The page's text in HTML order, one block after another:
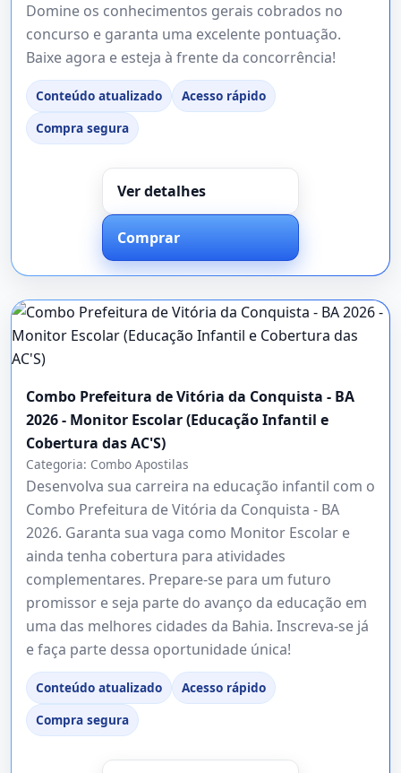
Domine os conhecimentos gerais cobrados no
concurso e garanta uma excelente pontuação.
Baixe agora e esteja à frente da concorrência!
Conteúdo atualizado
Acesso rápido
Compra segura
Ver detalhes
Comprar
Combo Prefeitura de Vitória da Conquista - BA
2026 - Monitor Escolar (Educação Infantil e
Cobertura das AC'S)
Categoria: Combo Apostilas
Desenvolva sua carreira na educação infantil com o
Combo Prefeitura de Vitória da Conquista - BA
2026. Garanta sua vaga como Monitor Escolar e
ainda tenha cobertura para atividades
complementares. Prepare-se para um futuro
promissor e seja parte do avanço da educação em
uma das melhores cidades da Bahia. Inscreva-se já
e faça parte dessa oportunidade única!
Conteúdo atualizado
Acesso rápido
Compra segura